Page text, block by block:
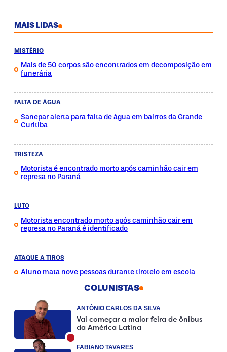
MAIS LIDAS
MISTÉRIO
Mais de 50 corpos são encontrados em decomposição em
funerária
FALTA DE ÁGUA
Sanepar alerta para falta de água em bairros da Grande
Curitiba
TRISTEZA
Motorista é encontrado morto após caminhão cair em
represa no Paraná
LUTO
Motorista encontrado morto após caminhão cair em
represa no Paraná é identificado
ATAQUE A TIROS
Aluno mata nove pessoas durante tiroteio em escola
COLUNISTAS
ANTÔNIO CARLOS DA SILVA
Vai começar a maior feira de ônibus
da América Latina
FABIANO TAVARES